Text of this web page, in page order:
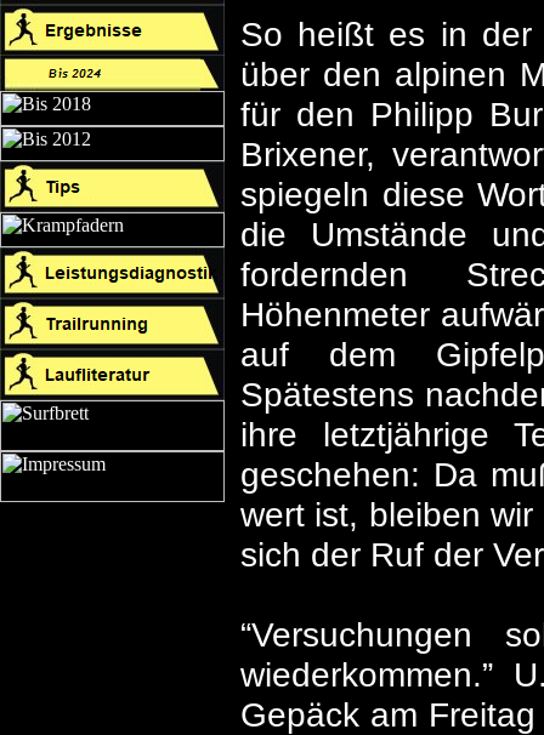
So heißt es in der
über den alpinen
für den Philipp
Brixener,
spiegeln diese
die Umstände
fordernden
Höhenmeter
auf dem
Spätestens
ihre letztjährige
geschehen: Da
wert ist, bleiben
sich der Ruf der
“Versuchungen
wiederkommen.”
Gepäck am